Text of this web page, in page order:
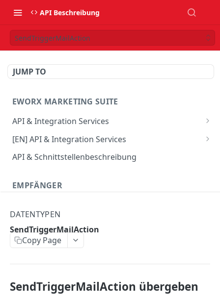
API Beschreibung
SendTriggerMailAction
JUMP TO
EWORX MARKETING SUITE
API & Integration Services
Verwendung des JSON Webservice
Verwendung des SOAP Webservice
CRM Connector
[EN] API & Integration Services
[EN] Using the JSON web service
[EN] API Update-Info
API & Schnittstellenbeschreibung
EMPFÄNGER
DeleteProfile
ExportSubscribersWithFormFields
DATENTYPEN
SendTriggerMailAction
Copy Page
SendTriggerMailAction übergeben